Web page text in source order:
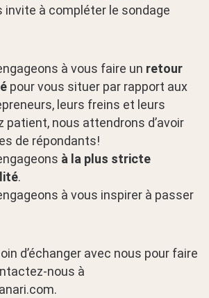
invite à compléter le sondage
à vous faire un retour
pour vous situer par rapport aux
leurs freins et leurs
patient, nous attendrons d’avoir
de répondants!
à la plus stricte
.
à vous inspirer à passer
d’échanger avec nous pour faire
nous à